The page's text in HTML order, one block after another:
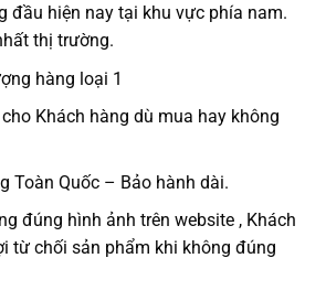
đầu hiện nay tại khu vực phía nam.
thị trường.
hàng loại 1
Khách hàng dù mua hay không
Toàn Quốc – Bảo hành dài.
đúng hình ảnh trên website , Khách
từ chối sản phẩm khi không đúng